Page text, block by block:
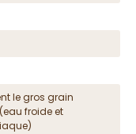
le gros grain
froide et